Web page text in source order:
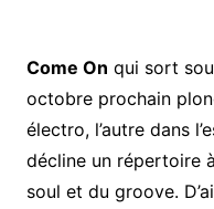
Come On qui sort
octobre prochain
électro, l’autre dans
décline un répertoire
soul et du groove.